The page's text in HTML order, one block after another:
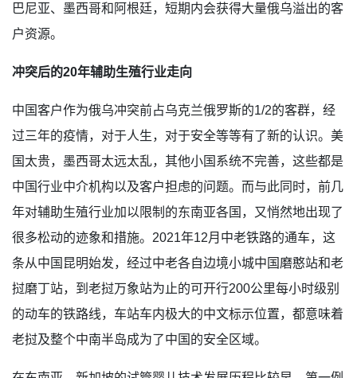
巴尼亚、墨西哥和阿根廷，短期内会获得大量俄乌溢出的客
户资源。
冲突后的20年辅助生殖行业走向
中国客户作为俄乌冲突前占乌克兰俄罗斯的1/2的客群，经
过三年的疫情，对于人生，对于安全等等有了新的认识。美
国太贵，墨西哥太远太乱，其他小国系统不完善，这些都是
中国行业中介机构以及客户担虑的问题。而与此同时，前几
年对辅助生殖行业加以限制的东南亚各国，又悄然地出现了
很多松动的迹象和措施。2021年12月中老铁路的通车，这
条从中国昆明始发，经过中老各自边境小城中国磨憨站和老
挝磨丁站，到老挝万象站为止的可开行200公里每小时级别
的动车的铁路线，车站车内极大的中文标示位置，都意味着
老挝及整个中南半岛成为了中国的安全区域。